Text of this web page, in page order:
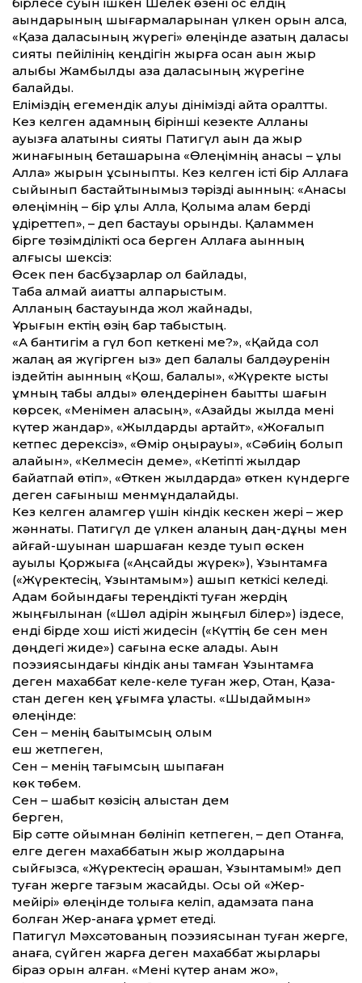
бірлесе суын ішкен Шелек өзені қос елдің
ақындарының шығармаларынан үлкен орын алса,
«Қазақ даласының жүрегі» өлеңінде қазақтың даласы
сияқты пейілінің кеңдігін жырға қосқан ақын жыр
алыбы Жамбылды қазақ даласының жүрегіне
балайды.
Еліміздің егемендік алуы дінімізді қайта оралт­ты.
Кез келген адамның бірін­ші кезекте Алланы
ауызға алатыны сияқты Патигүл ақын да жыр
жинағының беташарына «Өлеңімнің анасы – ұлы
Алла» жырын ұсыныпты. Кез келген істі бір Аллаға
сыйынып бастайтынымыз тәрізді ақынның: «Анасы
өлеңімнің – бір ұлы Алла, Қолыма қалам берді
құдірет­теп», – деп бастауы орынды. Қаламмен
бірге төзімділікті қоса берген Аллаға ақынның
алғысы шексіз:
Өсек пен басбұзарлар қол байлады,
Таба алмай ақиқат­ты алпарыстым.
Алланың бастауында жол жайнады,
Ұрығын ектің өзің бар табыстың.
«Ақ бантигім ақ гүл боп кеткені ме?», «Қайда сол
жалаң аяқ жүгірген қыз» деп балалық балдәуренін
іздейтін ақынның «Қош, балалық», «Жүректе ыстық
құмның табы қалды» өлеңдерінен бақыт­ты шағын
көрсек, «Менімен қаласың», «Азайды жылда мені
күтер жандар», «Жылдарды қартайт», «Жоғалып
кетпес дерексіз», «Өмір қоңырауы», «Сәбиің болып
қалайын», «Келмесін деме», «Кетіпті жылдар
байқатпай өтіп», «Өткен жылдарда» өткен күндерге
деген сағыныш менмұндалайды.
Кез келген қаламгер үшін кіндік кескен жері – жер
жәннаты. Патигүл де үлкен қаланың даң-дұңы мен
айғай-шуы­нан шаршаған кез­де туып өскен
ауылы Қоржыға («Аңсайды жүрек»), Ұзынтамға
(«Жүректесің, Ұзынтамым») қашып кеткісі келеді.
Адам бойындағы тереңдікті туған жердің
жыңғылынан («Шөл қадірін жыңғыл білер») іздесе,
енді бірде хош иісті жидесін («Күт­тің бе сен мен
дөңдегі жиде») сағына еске алады. Ақын
поэзиясындағы кіндік қаны тамған Ұзынтамға
деген махаббат келе-келе туған жер, Отан, Қазақ­
стан деген кең ұғымға ұласты. «Шыдаймын»
өлеңінде:
Сен – менің бақытымсың қолым
еш жетпеген,
Сен – менің тағымсың шықпаған
көк төбем.
Сен – шабыт көзісің алыстан дем
берген,
Бір сәт­те ойымнан бөлініп кетпеген, – деп Отанға,
елге деген махаббатын жыр жолдарына
сыйғызса, «Жүректесің әрқашан, Ұзынтамым!» деп
туған жерге тағзым жасайды. Осы ой «Жер-
мейірі» өлеңінде толыға келіп, адамзатқа пана
болған Жер-анаға құрмет етеді.
Патигүл Мәхсәтованың поэзиясынан туған жерге,
анаға, сүйген жарға деген махаббат жырлары
біраз орын алған. «Мені күтер анам жоқ»,